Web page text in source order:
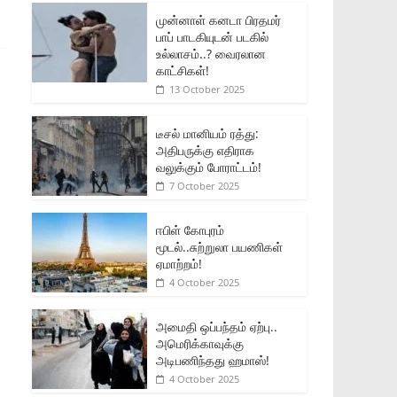
முன்னாள் கனடா பிரதமர்
பாப் பாடகியுடன் படகில்
உல்லாசம்..? வைரலான
காட்சிகள்!
13 October 2025
டீசல் மானியம் ரத்து:
அதிபருக்கு எதிராக
வலுக்கும் போராட்டம்!
7 October 2025
ஈபிள் கோபுரம்
மூடல்..சுற்றுலா பயணிகள்
ஏமாற்றம்!
4 October 2025
அமைதி ஒப்பந்தம் ஏற்பு..
அமெரிக்காவுக்கு
அடிபணிந்தது ஹமாஸ்!
4 October 2025